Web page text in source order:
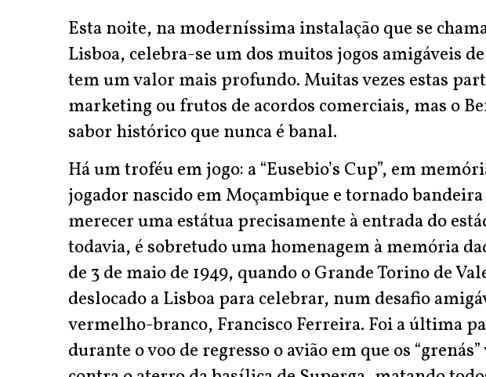
Esta noite, na moderníssima instalação que se
Lisboa, celebra-se um dos muitos jogos amigáveis
tem um valor mais profundo. Muitas vezes estas
marketing ou frutos de acordos comerciais, mas o
sabor histórico que nunca é banal.
Há um troféu em jogo: a “Eusebio’s Cup”, em
jogador nascido em Moçambique e tornado
merecer uma estátua precisamente à entrada do
todavia, é sobretudo uma homenagem à memória
de 3 de maio de 1949, quando o Grande Torino de
deslocado a Lisboa para celebrar, num desafio
vermelho-branco, Francisco Ferreira. Foi a última
durante o voo de regresso o avião em que os